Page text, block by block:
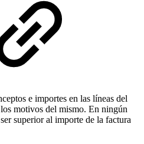
e importes en las líneas del
motivos del mismo. En ningún
superior al importe de la factura